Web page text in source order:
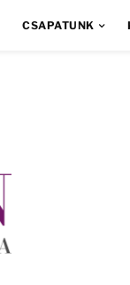
CSAPATUNK